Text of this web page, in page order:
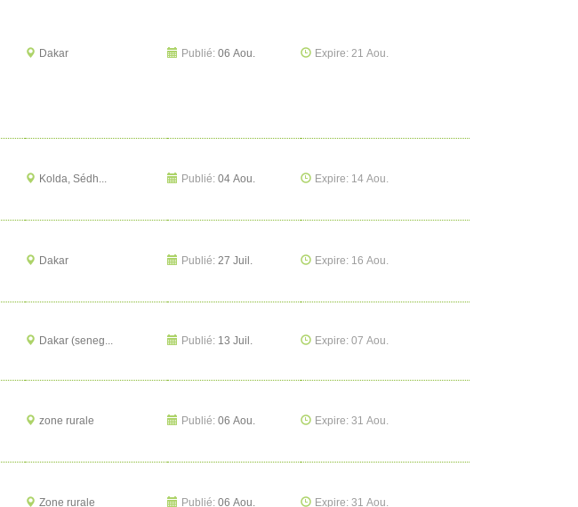
Dakar Publié: 06 Aou. Expire: 21 Aou.
Kolda, Sédh... Publié: 04 Aou. Expire: 14 Aou.
Dakar Publié: 27 Juil. Expire: 16 Aou.
Dakar (seneg... Publié: 13 Juil. Expire: 07 Aou.
zone rurale Publié: 06 Aou. Expire: 31 Aou.
Zone rurale Publié: 06 Aou. Expire: 31 Aou.